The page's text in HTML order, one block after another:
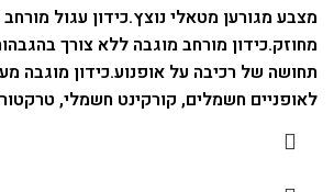
מצבע מגורען מטאלי נוצץ.כידון עגול
מחוזק.כידון מורחב מוגבה ללא צורך
תחושה של רכיבה על אופנוע.כידון מוגבה
לאופניים חשמלים, קורקינט חשמלי,